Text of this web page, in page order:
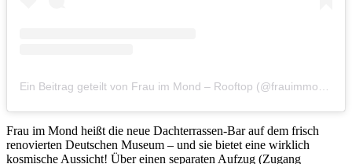
Frau im Mond heißt die neue Dachterrassen-Bar auf dem frisch
renovierten Deutschen Museum – und sie bietet eine wirklich
kosmische Aussicht! Über einen separaten Aufzug (Zugang